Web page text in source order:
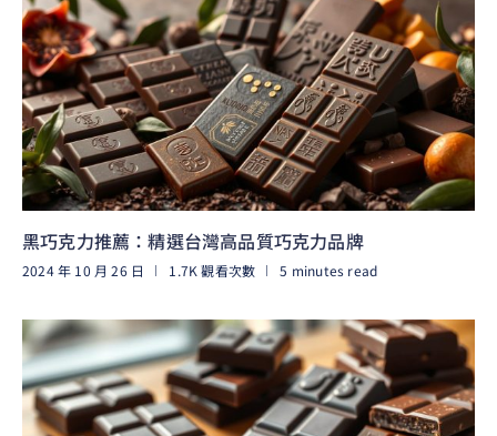
黑巧克力推薦：精選台灣高品質巧克力品牌
2024 年 10 月 26 日 1.7K 觀看次數
5 minutes read